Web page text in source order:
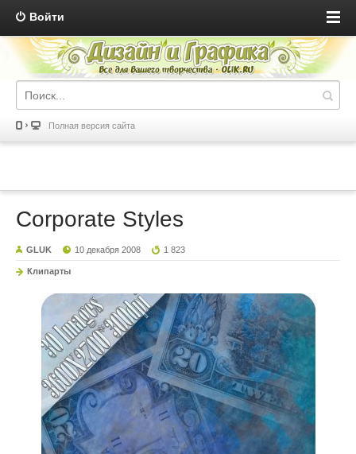
Войти
Полная версия сайта
Corporate Styles
GLUK 10 декабря 2008 1 823
Клипарты